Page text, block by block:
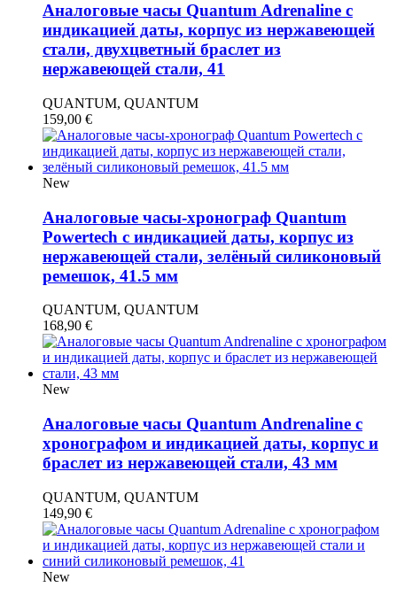
Аналоговые часы Quantum Adrenaline с
индикацией даты, корпус из нержавеющей
стали, двухцветный браслет из
нержавеющей стали, 41
QUANTUM, QUANTUM
159,00 €
New
Аналоговые часы-хронограф Quantum
Powertech с индикацией даты, корпус из
нержавеющей стали, зелёный силиконовый
ремешок, 41.5 мм
QUANTUM, QUANTUM
168,90 €
New
Аналоговые часы Quantum Andrenaline с
хронографом и индикацией даты, корпус и
браслет из нержавеющей стали, 43 мм
QUANTUM, QUANTUM
149,90 €
New